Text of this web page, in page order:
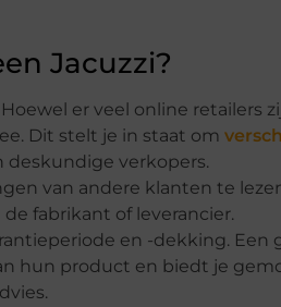
Jacuzzi?
er veel online retailers
Dit stelt je in staat om
deskundige verkopers.
van andere klanten te
fabrikant of leverancier.
en -dekking. Een
hun product en biedt je